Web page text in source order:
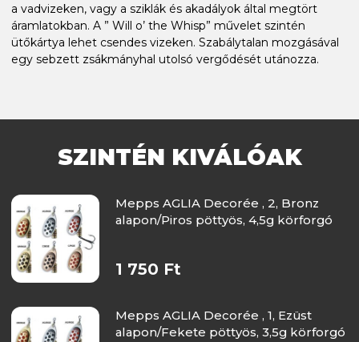
a vadvizeken, vagy a sziklák és akadályok által megtört
áramlatokban. A ” Will o’ the Whisp” művelet szintén
ütőkártya lehet csendes vizeken. Szabálytalan mozgásával
egy sebzett zsákmányhal utolsó vergődését utánozza.
SZINTÉN KIVÁLÓAK
Mepps AGLIA Decorée , 2, Bronz
alapon/Piros pöttyös, 4,5g körforgó
1 750 Ft
Mepps AGLIA Decorée , 1, Ezüst
alapon/Fekete pöttyös, 3,5g körforgó